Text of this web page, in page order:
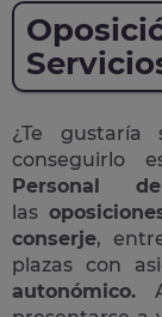
¿Te gustaría
conseguirlo
Personal
las
conserje,
plazas con
autonómico.